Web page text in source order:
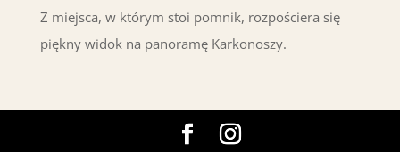
Z miejsca, w którym stoi pomnik, rozpościera się
piękny widok na panoramę Karkonoszy.